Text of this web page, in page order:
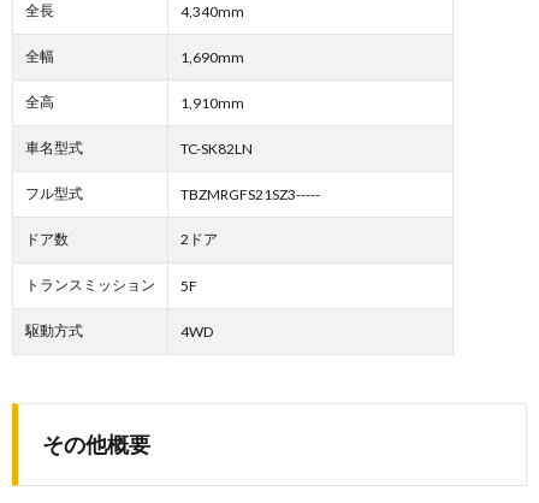
全長 4,340mm
全幅 1,690mm
全高 1,910mm
車名型式 TC-SK82LN
フル型式 TBZMRGFS21SZ3-----
ドア数 2ドア
トランスミッション 5F
駆動方式 4WD
その他概要